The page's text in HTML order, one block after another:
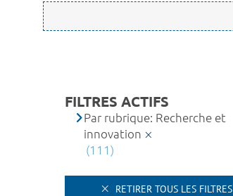
FILTRES ACTIFS
Par rubrique: Recherche et
innovation
(111)
RETIRER TOUS LES FILTRES